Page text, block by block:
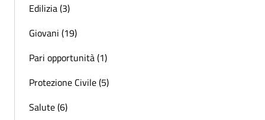
Edilizia (3)
Giovani (19)
Pari opportunità (1)
Protezione Civile (5)
Salute (6)